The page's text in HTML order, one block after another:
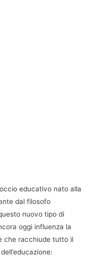
educativo nato alla
dal filosofo
nuovo tipo di
oggi influenza la
che racchiude tutto il